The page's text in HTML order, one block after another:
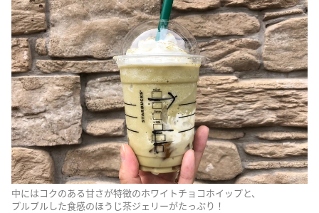
中にはコクのある甘さが特徴のホワイトチョコホイップと、
プルプルした食感のほうじ茶ジェリーがたっぷり！